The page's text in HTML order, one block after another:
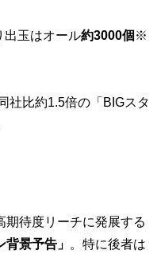
玉はオール約3000個 ※
社比約1.5倍の「BIGスタ
待度リーチに発展する
背景予告」 。特に後者は